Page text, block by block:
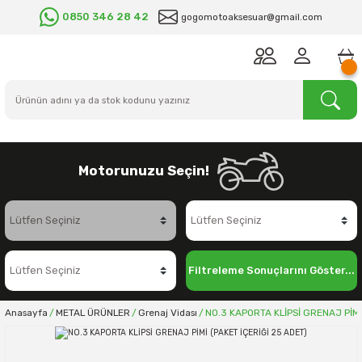
0850 346 28 42 gogomotoaksesuar@gmail.com
Motorunuzu Seçin!
Filtreleme Sonuçlarını Göster...
Anasayfa METAL ÜRÜNLER Grenaj Vidası NO.3 KAPORTA KLİPSİ GRENAJ